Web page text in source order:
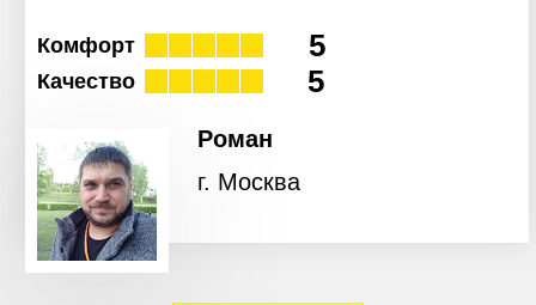
Комфорт 5
Качество 5
Роман
г. Москва